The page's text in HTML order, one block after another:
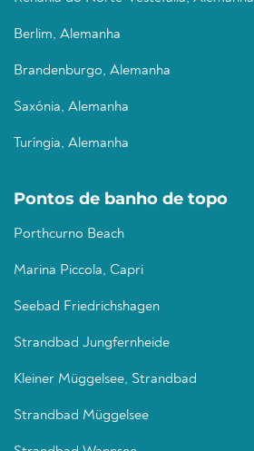
Berlim, Alemanha
Brandenburgo, Alemanha
Saxónia, Alemanha
Turíngia, Alemanha
Pontos de banho de topo
Porthcurno Beach
Marina Piccola, Capri
Seebad Friedrichshagen
Strandbad Jungfernheide
Kleiner Müggelsee, Strandbad
Strandbad Müggelsee